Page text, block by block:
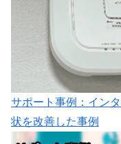
サポート事例：イン
状を改善した事例